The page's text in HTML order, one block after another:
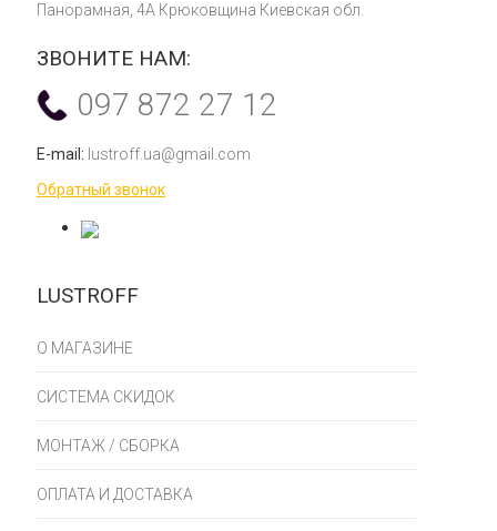
LUSTROFF
О МАГАЗИНЕ
СИСТЕМА СКИДОК
МОНТАЖ / СБОРКА
ОПЛАТА И ДОСТАВКА
Панорамная, 4А Крюковщина Киевская обл.
ЗВОНИТЕ НАМ:
097 872 27 12
E-mail: lustroff.ua@gmail.com
Обратный звонок